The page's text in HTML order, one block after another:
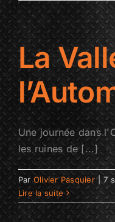
La
Une journée dans
les ruines de [...]
ParOlivier Pasquier | 7
Lire la suite